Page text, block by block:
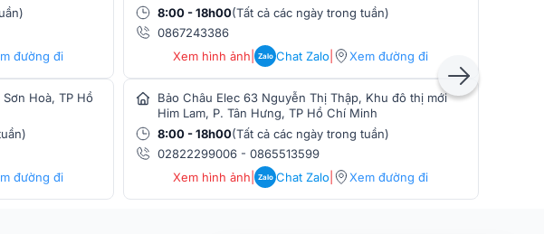
đường đi
Hoà, TP Hồ
đường đi
8:00 - 18h00(Tất cả các ngày trong tuần)
0867243386
Xem hình ảnh | Zalo Chat Zalo Xem đường đi
Bảo Châu Elec 63 Nguyễn Thị Thập, Khu đô thị mới
Him Lam, P. Tân Hưng, TP Hồ Chí Minh
8:00 - 18h00(Tất cả các ngày trong tuần)
02822299006- 0865513599
Xem hình ảnh | Zalo Chat Zalo Xem đường đi